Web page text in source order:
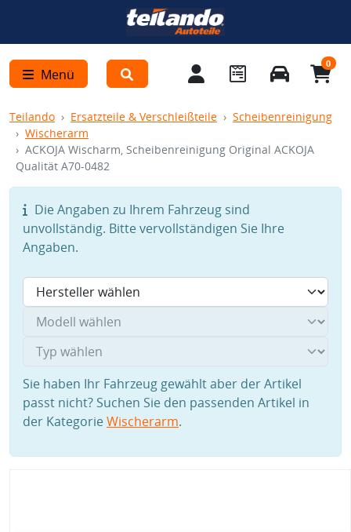
Menü
0
Teilando Ersatzteile & Verschleißteile
Scheibenreinigung
Wischerarm
ACKOJA Wischarm, Scheibenreinigung Original ACKOJA
Qualität A70-0482
Die Angaben zu Ihrem Fahrzeug sind
unvollständig. Bitte vervollständigen Sie Ihre
Angaben.
Sie haben Ihr Fahrzeug gewählt aber der Artikel
passt nicht? Suchen Sie den passenden Artikel in
der KategorieWischerarm.